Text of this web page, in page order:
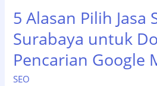
5 Alasan Pilih Jasa
Surabaya untuk
Pencarian Google
SEO